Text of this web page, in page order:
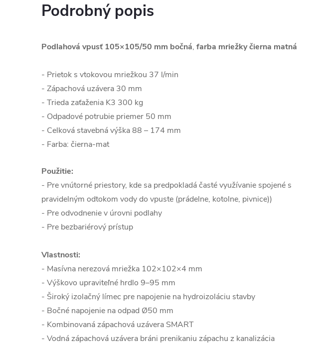
Podrobný popis
Podlahová vpusť 105×105/50 mm bočná, farba mriežky čierna matná
- Prietok s vtokovou mriežkou 37 l/min
- Zápachová uzávera 30 mm
- Trieda zaťaženia K3 300 kg
- Odpadové potrubie priemer 50 mm
- Celková stavebná výška 88 – 174 mm
- Farba: čierna-mat
Použitie:
- Pre vnútorné priestory, kde sa predpokladá časté využívanie spojené s
pravidelným odtokom vody do vpuste (prádelne, kotolne, pivnice))
- Pre odvodnenie v úrovni podlahy
- Pre bezbariérový prístup
Vlastnosti:
- Masívna nerezová mriežka 102×102×4 mm
- Výškovo upraviteľné hrdlo 9–95 mm
- Široký izolačný límec pre napojenie na hydroizoláciu stavby
- Bočné napojenie na odpad Ø50 mm
- Kombinovaná zápachová uzávera SMART
- Vodná zápachová uzávera bráni prenikaniu zápachu z kanalizácia